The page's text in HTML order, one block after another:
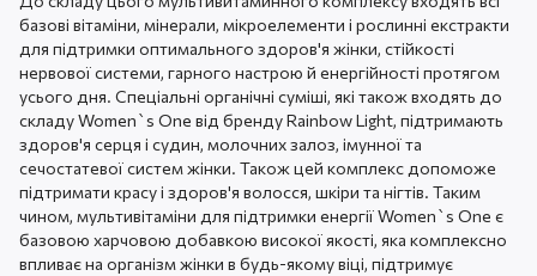
базові вітаміни, мінерали, мікроелементи і рослинні екстракти
для підтримки оптимального здоров'я жінки, стійкості
нервової системи, гарного настрою й енергійності протягом
усього дня. Спеціальні органічні суміші, які також входять до
складу Women`s One від бренду Rainbow Light, підтримають
здоров'я серця і судин, молочних залоз, імунної та
сечостатевої систем жінки. Також цей комплекс допоможе
підтримати красу і здоров'я волосся, шкіри та нігтів. Таким
чином, мультивітаміни для підтримки енергії Women`s One є
базовою харчовою добавкою високої якості, яка комплексно
впливає на організм жінки в будь-якому віці, підтримує